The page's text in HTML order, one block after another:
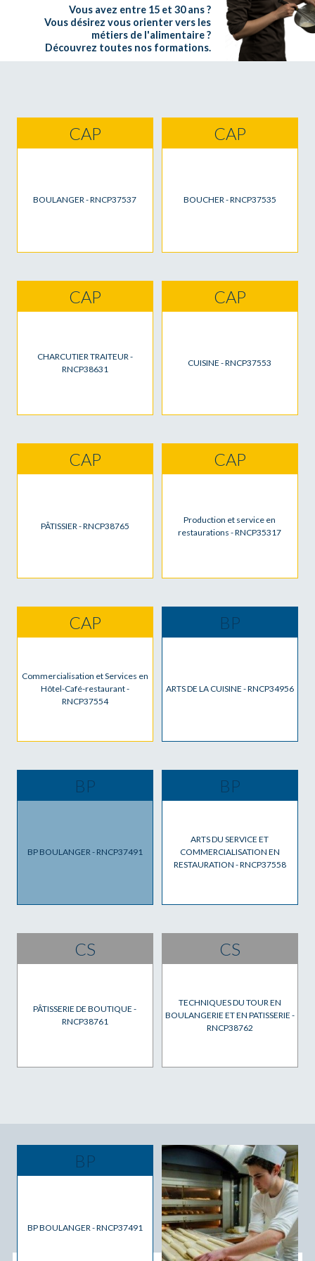
Vous avez entre 15 et 30 ans ?
Vous désirez vous orienter vers les
métiers de l'alimentaire ?
Découvrez toutes nos formations.
CAP
BOULANGER - RNCP37537
CAP
BOUCHER - RNCP37535
CAP
CHARCUTIER TRAITEUR -
RNCP38631
CAP
CUISINE - RNCP37553
CAP
PÂTISSIER - RNCP38765
CAP
Production et service en
restaurations - RNCP35317
CAP
Commercialisation et Services en
Hôtel-Café-restaurant -
RNCP37554
BP
ARTS DE LA CUISINE - RNCP34956
BP
BP BOULANGER - RNCP37491
BP
ARTS DU SERVICE ET
COMMERCIALISATION EN
RESTAURATION - RNCP37558
CS
PÂTISSERIE DE BOUTIQUE -
RNCP38761
CS
TECHNIQUES DU TOUR EN
BOULANGERIE ET EN PATISSERIE -
RNCP38762
BP
BP BOULANGER - RNCP37491